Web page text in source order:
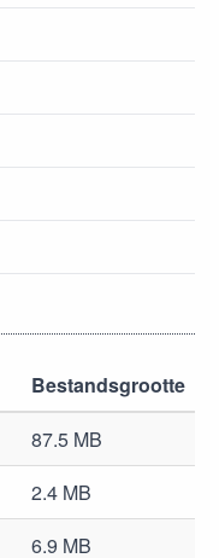
Bestandsgrootte
87.5 MB
2.4 MB
6.9 MB